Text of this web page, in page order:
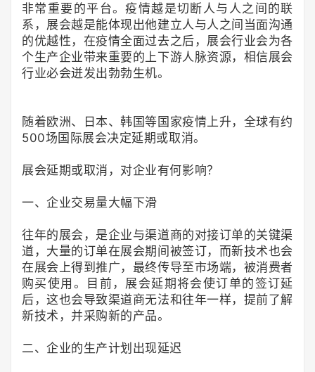
非常重要的平台。疫情越是切断人与人之间的联
系，展会越是能体现出他建立人与人之间当面沟通
的优越性，在疫情全面过去之后，展会行业会为各
个生产企业带来重要的上下游人脉资源，相信展会
行业必会迸发出勃勃生机。
随着欧洲、日本、韩国等国家疫情上升，全球有约
500场国际展会决定延期或取消。
展会延期或取消，对企业有何影响？
一、企业交易量大幅下滑
往年的展会，是企业与渠道商的对接订单的关键渠
道，大量的订单在展会期间被签订，而新技术也会
在展会上得到推广，最终传导至市场端，被消费者
购买使用。目前，展会延期将会使订单的签订延
后，这也会导致渠道商无法和往年一样，提前了解
新技术，并采购新的产品。
二、企业的生产计划出现延迟